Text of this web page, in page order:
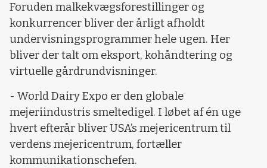
Foruden malkekvægsforestillinger og
konkurrencer bliver der årligt afholdt
undervisningsprogrammer hele ugen. Her
bliver der talt om eksport, kohåndtering og
virtuelle gårdrundvisninger.
- World Dairy Expo er den globale
mejeriindustris smeltedigel. I løbet af én uge
hvert efterår bliver USA’s mejericentrum til
verdens mejericentrum, fortæller
kommunikationschefen.